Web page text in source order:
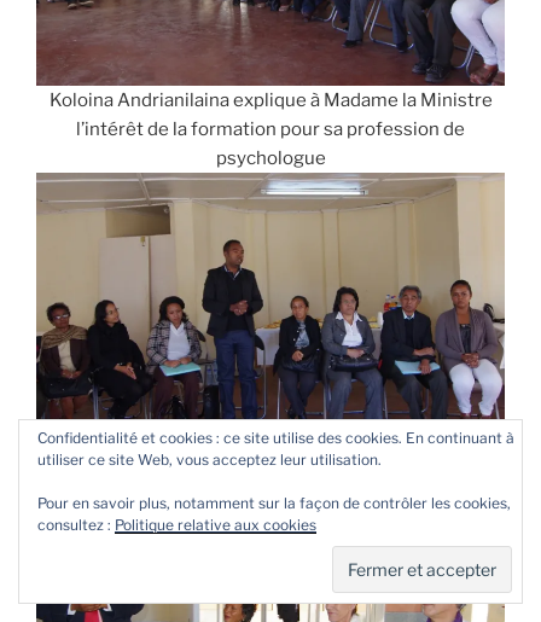
Koloina Andrianilaina explique à Madame la Ministre
l’intérêt de la formation pour sa profession de
psychologue
Même intérêt pour Noé Mickael Ainalalaina chez les
Confidentialité et cookies : ce site utilise des cookies. En continuant à
utiliser ce site Web, vous acceptez leur utilisation.
Pour en savoir plus, notamment sur la façon de contrôler les cookies,
consultez : Politique relative aux cookies